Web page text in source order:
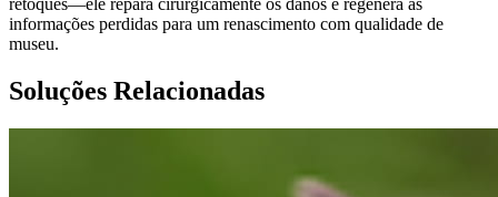
retoques—ele repara cirurgicamente os danos e regenera as
informações perdidas para um renascimento com qualidade de
museu.
Soluções Relacionadas